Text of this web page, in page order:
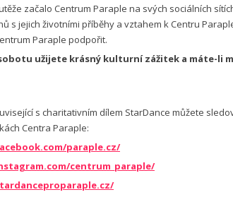
začalo Centrum Paraple na svých sociálních
s jejich životními příběhy a vztahem k Centru
Paraple podpořit.
sobotu užijete krásný kulturní zážitek a máte-li
s charitativním dílem StarDance můžete
Centra Paraple:
paraple.cz/
centrum_paraple/